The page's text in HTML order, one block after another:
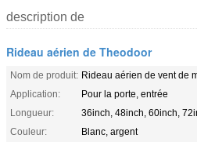
description de
Rideau aérien de Theodoor
Nom de produit: Rideau aérien de vent de
Application:
Pour la porte, entrée
Longueur:
36inch, 48inch, 60inch,
Couleur:
Blanc, argent